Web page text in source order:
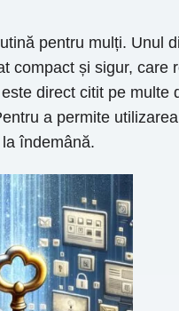
pentru mulți. Unul
compact și sigur, care
direct citit pe multe
a permite
îndemână.